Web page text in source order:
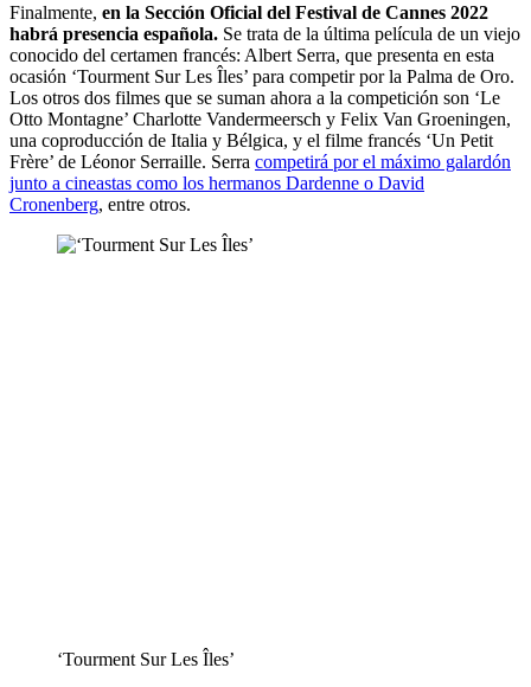
Finalmente, en la Sección Oficial del Festival de Cannes 2022
habrá presencia española. Se trata de la última película de un viejo
conocido del certamen francés: Albert Serra, que presenta en esta
ocasión ‘Tourment Sur Les Îles’ para competir por la Palma de Oro.
Los otros dos filmes que se suman ahora a la competición son ‘Le
Otto Montagne’ Charlotte Vandermeersch y Felix Van Groeningen,
una coproducción de Italia y Bélgica, y el filme francés ‘Un Petit
Frère’ de Léonor Serraille. Serra competirá por el máximo galardón
junto a cineastas como los hermanos Dardenne o David
Cronenberg, entre otros.
‘Tourment Sur Les Îles’